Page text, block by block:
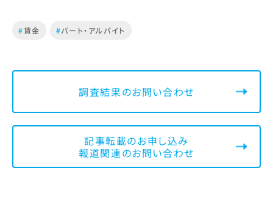
#賃金 #パート・アルバイト
調査結果のお問い合わせ
記事転載のお申し込み
報道関連のお問い合わせ